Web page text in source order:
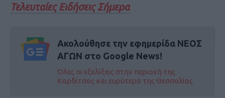
Τελευταίες Ειδήσεις Σήμερα
Ακολούθησε την εφημερίδα ΝΕΟΣ
ΑΓΩΝ στο Google News!
Όλες οι εξελίξεις στην περιοχή της
Καρδίτσας και ευρύτερα της Θεσσαλίας